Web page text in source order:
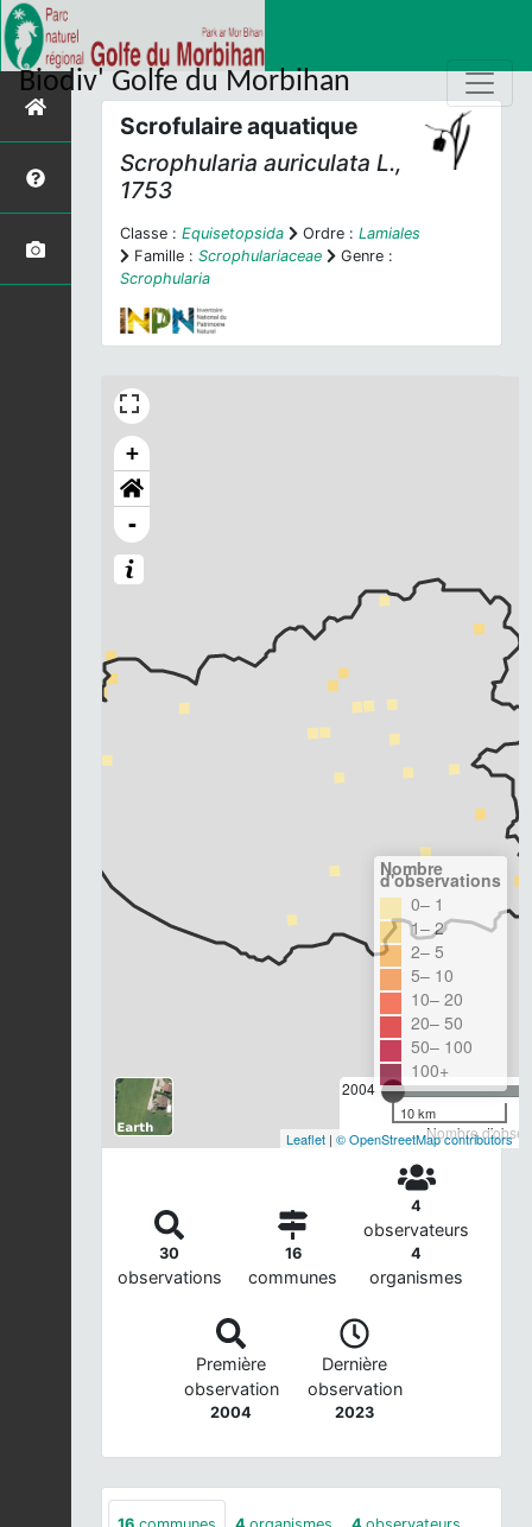
Biodiv' Golfe du Morbihan
Scrofulaire aquatique
Scrophularia auriculata L.,
1753
Classe : Equisetopsida Ordre : Lamiales
Famille : Scrophulariaceae
Genre :
Scrophularia
+
-
2004
Nombre
Nombre
d'observations
0– 1
1– 2
2– 5
5– 10
10– 20
20– 50
50– 100
100+
10 km
Leaflet | © OpenStreetMap contributors
30
observations
16
communes
4
observateurs
4
organismes
Première
observation
2004
Dernière
observation
2023